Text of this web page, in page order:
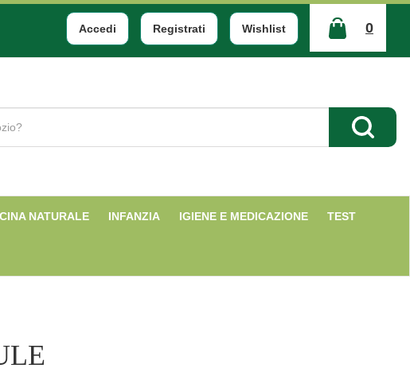
Accedi Registrati Wishlist 0
ARTICOLI
INSERITI
Cerca
NATURALE INFANZIA IGIENE E MEDICAZIONE TEST